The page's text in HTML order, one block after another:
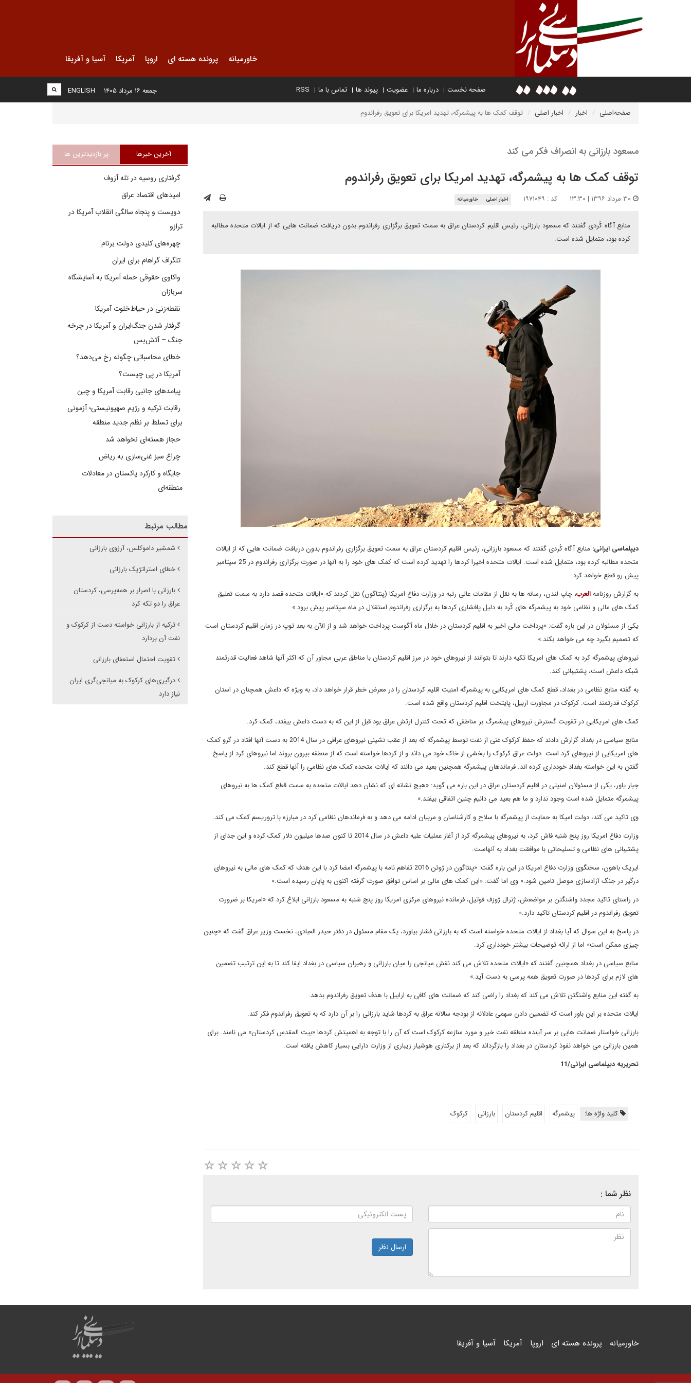
خاورمیانه پرونده هسته ای اروپا آمریکا آسیا و آفریقا
صفحه نخست درباره ما عضویت پیوند ها تماس با ما RSS
ENGLISH جمعه ۱۶ مرداد ۱۴۰۵
صفحه‌اصلی اخبار اخبار اصلی توقف کمک ها به پیشمرگه، تهدید امریکا برای تعویق رفراندوم
مسعود بارزانی به انصراف فکر می کند
توقف کمک ها به پیشمرگه، تهدید امریکا برای تعویق رفراندوم
کد : ۱۹۷۱۰۴۹ اخبار اصلی خاورمیانه
منابع آگاه کُردی گفتند که مسعود بارزانی، رئیس اقلیم کردستان عراق به سمت تعویق برگزاری رفراندوم بدون دریافت ضمانت هایی که از ایالات متحده مطالبه
کرده بود، متمایل شده است.
دیپلماسی ایرانی: منابع آگاه کُردی گفتند که مسعود بارزانی، رئیس اقلیم کردستان عراق به سمت تعویق برگزاری رفراندوم بدون دریافت ضمانت هایی که از ایالات
متحده مطالبه کرده بود، متمایل شده است. ایالات متحده اخیرا کردها را تهدید کرده است که کمک های خود را به آنها در صورت برگزاری رفراندوم در 25 سپتامبر
پیش رو قطع خواهد کرد.
به گزارش روزنامهالعرب، چاپ لندن، رسانه ها به نقل از مقامات عالی رتبه در وزارت دفاع امریکا (پنتاگون) نقل کردند که «ایالات متحده قصد دارد به سمت تعلیق
کمک های مالی و نظامی خود به پیشمرگه های کُرد به دلیل پافشاری کردها به برگزاری رفراندوم استقلال در ماه سپتامبر پیش برود.»
یکی از مسئولان در این باره گفت: «پرداخت مالی اخیر به اقلیم کردستان در خلال ماه آگوست پرداخت خواهد شد و از الآن به بعد توپ در زمان اقلیم کردستان است
که تصمیم بگیرد چه می خواهد بکند.»
نیروهای پیشمرگه کرد به کمک های امریکا تکیه دارند تا بتوانند از نیروهای خود در مرز اقلیم کردستان با مناطق عربی مجاور آن که اکثر آنها شاهد فعالیت قدرتمند
شبکه داعش است، پشتیبانی کند.
به گفته منابع نظامی در بغداد، قطع کمک های امریکایی به پیشمرگه امنیت اقلیم کردستان را در معرض خطر قرار خواهد داد، به ویژه که داعش همچنان در استان
کرکوک قدرتمند است. کرکوک در مجاورت اربیل، پایتخت اقلیم کردستان واقع شده است.
کمک های امریکایی در تقویت گسترش نیروهای پیشمرگ بر مناطقی که تحت کنترل ارتش عراق بود قبل از این که به دست داعش بیفتد، کمک کرد.
منابع سیاسی در بغداد گزارش دادند که حفظ کرکوک غنی از نفت توسط پیشمرگه که بعد از عقب نشینی نیروهای عراقی در سال 2014 به دست آنها افتاد در گرو کمک
های امریکایی از نیروهای کرد است. دولت عراق کرکوک را بخشی از خاک خود می داند و از کردها خواسته است که از منطقه بیرون بروند اما نیروهای کرد از پاسخ
گفتن به این خواسته بغداد خودداری کرده اند. فرماندهان پیشمرگه همچنین بعید می دانند که ایالات متحده کمک های نظامی را آنها قطع کند.
جبار یاور، یکی از مسئولان امنیتی در اقلیم کردستان عراق در این باره می گوید: «هیچ نشانه ای که نشان دهد ایالات متحده به سمت قطع کمک ها به نیروهای
پیشمرگه متمایل شده است وجود ندارد و ما هم بعید می دانیم چنین اتفاقی بیفتد.»
وی تاکید می کند، دولت امیکا به حمایت از پیشمرگه با سلاح و کارشناسان و مربیان ادامه می دهد و به فرماندهان نظامی کرد در مبارزه با تروریسم کمک می کند.
وزارت دفاع امریکا روز پنج شنبه فاش کرد، به نیروهای پیشمرگه کرد از آغاز عملیات علیه داعش در سال 2014 تا کنون صدها میلیون دلار کمک کرده و این جدای از
پشتیبانی های نظامی و تسلیحاتی با موافقت بغداد به آنهاست.
ایریک باهون، سخنگوی وزارت دفاع امریکا در این باره گفت: «پنتاگون در ژوئن 2016 تفاهم نامه با پیشمرگه امضا کرد با این هدف که کمک های مالی به نیروهای
درگیر در جنگ آزادسازی موصل تامین شود.» وی اما گفت: «این کمک های مالی بر اساس توافق صورت گرفته اکنون به پایان رسیده است.»
در راستای تاکید مجدد واشنگتن بر مواضعش، ژنرال ژوزف فوتیل، فرمانده نیروهای مرکزی امریکا روز پنج شنبه به مسعود بارزانی ابلاغ کرد که «امریکا بر ضرورت
تعویق رفراندوم در اقلیم کردستان تاکید دارد.»
در پاسخ به این سوال که آیا بغداد از ایالات متحده خواسته است که به بارزانی فشار بیاورد، یک مقام مسئول در دفتر حیدر العبادی، نخست وزیر عراق گفت که «چنین
چیزی ممکن است» اما از ارائه توضیحات بیشتر خودداری کرد.
منابع سیاسی در بغداد همچنین گفتند که «ایالات متحده تلاش می کند نقش میانجی را میان بارزانی و رهبران سیاسی در بغداد ایفا کند تا به این ترتیب تضمین
های لازم برای کردها در صورت تعویق همه پرسی به دست آید.»
به گفته این منابع واشنگتن تلاش می کند که بغداد را راضی کند که ضمانت های کافی به ارابیل با هدف تعویق رفراندوم بدهد.
ایالات متحده بر این باور است که تضمین دادن سهمی عادلانه از بودجه سالانه عراق به کردها شاید بارزانی را بر آن دارد که به تعویق رفراندوم فکر کند.
بارزانی خواستار ضمانت هایی بر سر آینده منطقه نفت خیر و مورد منازعه کرکوک است که آن را با توجه به اهمیتش کردها «بیت المقدس کردستان» می نامند. برای
همین بارزانی می خواهد نفوذ کردستان در بغداد را بازگرداند که بعد از برکناری هوشیار زیباری از وزارت دارایی بسیار کاهش یافته است.
تحریریه دیپلماسی ایرانی/11
کلید واژه ها: پیشمرگه اقلیم کردستان بارزانی کرکوک
نظر شما :
ارسال نظر
آخرین خبرها پر بازدیدترین ها
گرفتاری روسیه در تله آزوف
امیدهای اقتصاد عراق
دویست و پنجاه سالگی انقلاب آمریکا در
ترازو
چهره‌های کلیدی دولت برنام
تلگراف گراهام برای ایران
واکاوی حقوقی حمله آمریکا به آسایشگاه
سربازان
نقطه‌زنی در حیاط‌خلوت آمریکا
گرفتار شدن جنگ‌ایران و آمریکا در چرخه
جنگ – آتش‌بس
خطای محاسباتی چگونه رخ می‌دهد؟
آمریکا در پی چیست؟
پیامدهای جانبی رقابت آمریکا و چین
رقابت ترکیه و رژیم صهیونیستی؛ آزمونی
برای تسلط بر نظم جدید منطقه
حجاز هسته‌ای نخواهد شد
چراغ سبز غنی‌سازی به ریاض
جایگاه و کارکرد پاکستان در معادلات
منطقه‌ای
مطالب مرتبط
شمشیر داموکلس، آرزوی بارزانی
خطای استراتژیک بارزانی
بارزانی با اصرار بر همه‌پرسی، کردستان
عراق را دو تکه کرد
ترکیه از بارزانی خواسته دست از کرکوک و
نفت آن بردارد
تقویت احتمال استعفای بارزانی
درگیری‌های کرکوک به میانجی‌گری ایران
نیاز دارد
خاورمیانه پرونده هسته ای اروپا آمریکا آسیا و آفریقا